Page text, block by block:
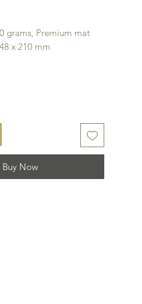
grams, Premium mat
x 210 mm
Buy Now